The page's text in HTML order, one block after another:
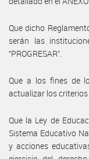
Que dicho
serán las
“PROGRESAR”.
Que a los fines de
actualizar los criterios
Que la Ley de
Sistema Educativo
y acciones